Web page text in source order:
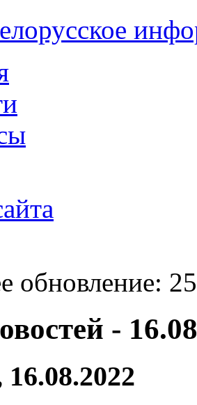
обновление:
-